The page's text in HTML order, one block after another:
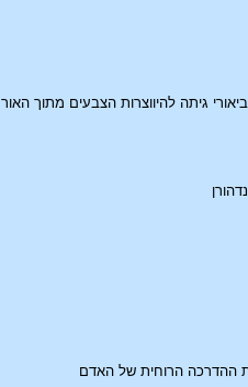
גיתה להיווצרות הצבעים מתוך האור
ההדרכה הרוחית של האדם